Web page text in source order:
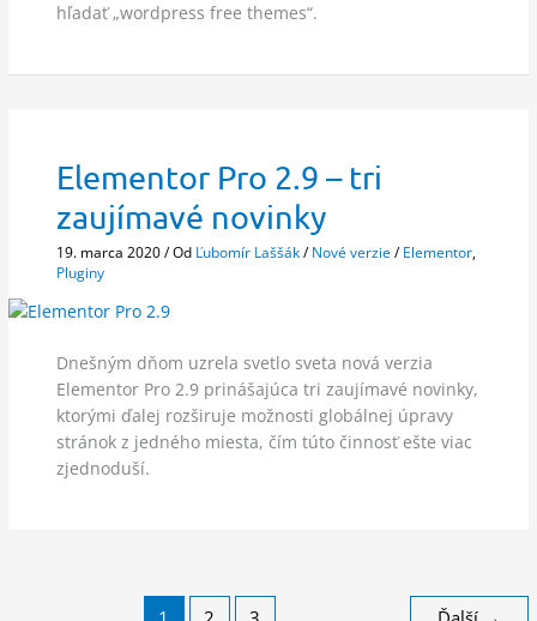
hľadať „wordpress free themes“.
Elementor Pro 2.9 – tri
zaujímavé novinky
19. marca 2020/ Od Ľubomír Laššák/Nové verzie/Elementor,
Pluginy
Dnešným dňom uzrela svetlo sveta nová verzia
Elementor Pro 2.9 prinášajúca tri zaujímavé novinky,
ktorými ďalej rozširuje možnosti globálnej úpravy
stránok z jedného miesta, čím túto činnosť ešte viac
zjednoduší.